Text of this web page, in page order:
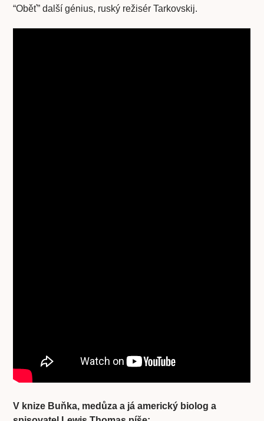
“Oběť” další génius, ruský režisér Tarkovskij.
V knize Buňka, medůza a já americký biolog a